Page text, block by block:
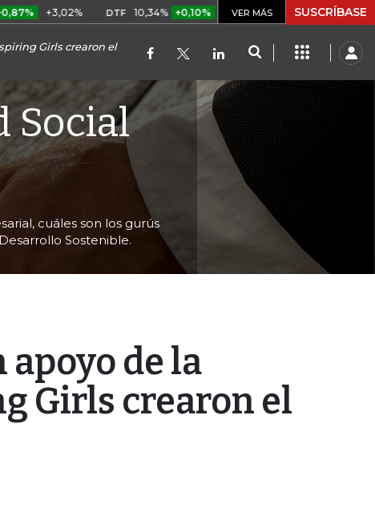
+3,02% DTF 10,34% +0,10% +0,98% UVR $ 417,01 +$ 0,05
VER MÁS SUSCRÍBASE
Girls crearon el
Social
cuáles son los gurús
Sostenible.
apoyo de la
Girls crearon el